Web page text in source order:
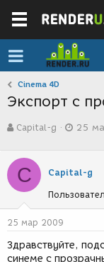
Cinema 4D
Экспорт с
в
о
р
т
е
м
ы
Capital-g
а
с
з
д
и
я
25
C Capital-g
25 мар 2009
Здравствуйте,
синеме с